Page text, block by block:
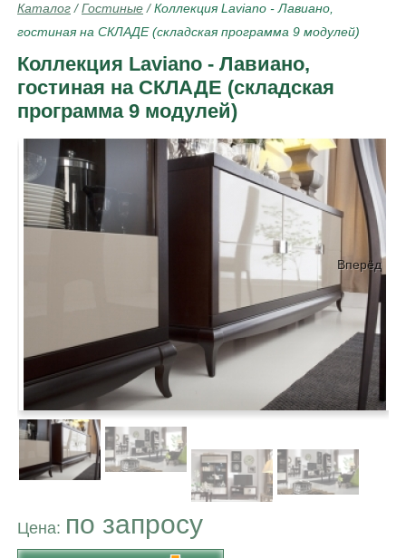
Каталог /Гостиные /Коллекция Laviano - Лавиано,
гостиная на СКЛАДЕ (складская программа 9 модулей)
Коллекция Laviano - Лавиано,
гостиная на СКЛАДЕ (складская
программа 9 модулей)
Вперёд
Цена: по запросу